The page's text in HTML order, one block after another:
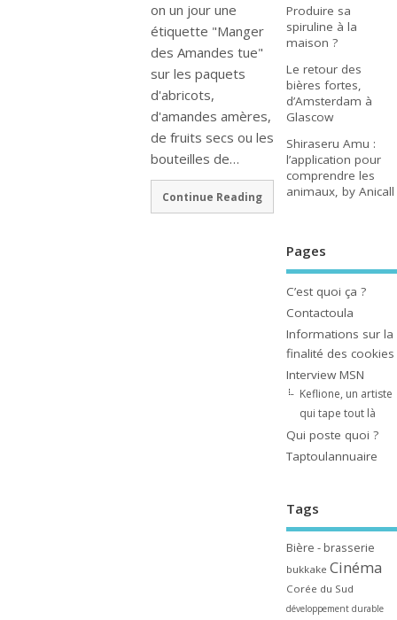
on un jour une
étiquette "Manger
des Amandes tue"
sur les paquets
d'abricots,
d'amandes amères,
de fruits secs ou les
bouteilles de…
Continue Reading
Produire sa
spiruline à la
maison ?
Le retour des
bières fortes,
d’Amsterdam à
Glascow
Shiraseru Amu :
l’application pour
comprendre les
animaux, by Anicall
Pages
C’est quoi ça ?
Contactoula
Informations sur la
finalité des cookies
Interview MSN
Keflione, un artiste
qui tape tout là
Qui poste quoi ?
Taptoulannuaire
Tags
Bière - brasserie
bukkake Cinéma
Corée du Sud
développement durable